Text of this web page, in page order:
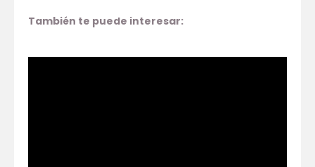
También te puede interesar: